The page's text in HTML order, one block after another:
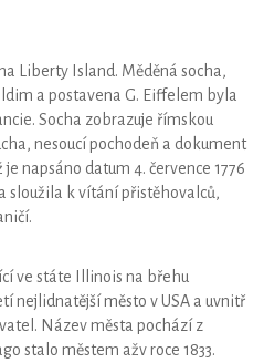
Liberty Island. Měděná socha,
a postavena G. Eiffelem byla
Socha zobrazuje římskou
nesoucí pochodeň a dokument
napsáno datum 4. července 1776
sloužila k vítání přistěhovalců,
ve státe Illinois na břehu
nejlidnatější město v USA a uvnitř
Název města pochází z
stalo městem ažv roce 1833.